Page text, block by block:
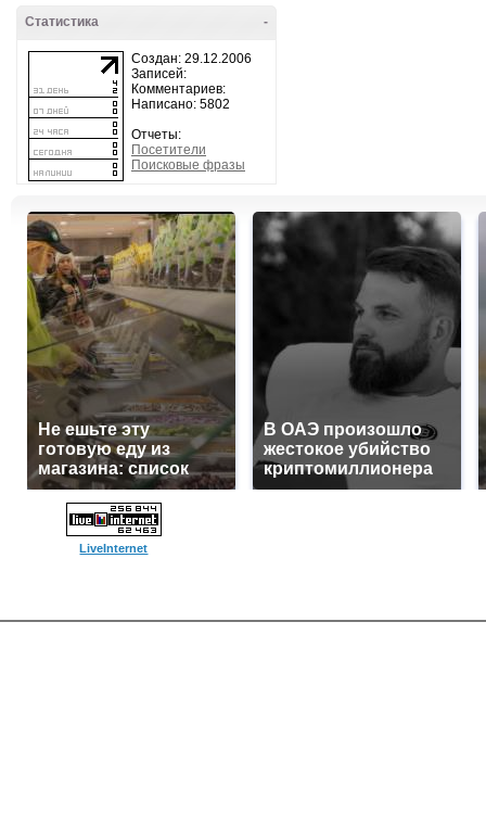
-
Статистика
Создан: 29.12.2006
Записей:
Комментариев:
Написано: 5802
Отчеты:
Посетители
Поисковые фразы
Не ешьте эту
готовую еду из
магазина: список
В ОАЭ произошло
жестокое убийство
криптомиллионера
LiveInternet